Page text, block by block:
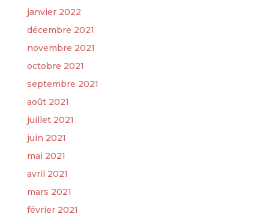
janvier 2022
décembre 2021
novembre 2021
octobre 2021
septembre 2021
août 2021
juillet 2021
juin 2021
mai 2021
avril 2021
mars 2021
février 2021